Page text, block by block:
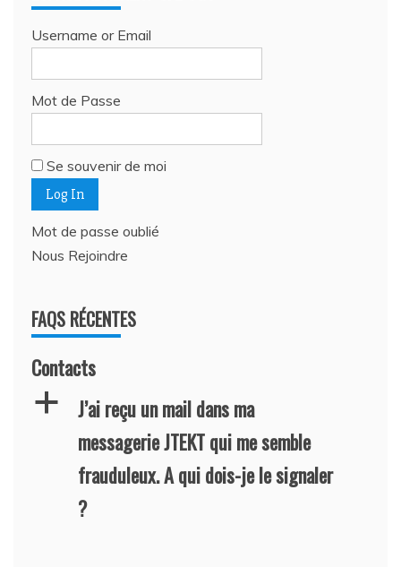
Username or Email
Mot de Passe
Se souvenir de moi
Mot de passe oublié
Nous Rejoindre
FAQS RÉCENTES
Contacts
a
J’ai reçu un mail dans ma
messagerie JTEKT qui me semble
frauduleux. A qui dois-je le signaler
?